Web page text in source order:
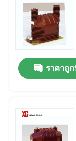
ราคาถู